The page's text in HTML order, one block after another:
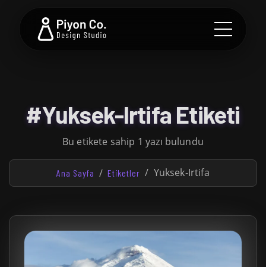
#Yuksek-Irtifa Etiketi
Bu etikete sahip 1 yazı bulundu
Ana Sayfa Etiketler Yuksek-Irtifa